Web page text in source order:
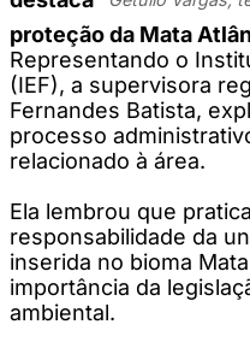
proteção da Mata
Representando o
(IEF), a supervisora
Fernandes Batista,
processo
relacionado à área.
Ela lembrou que
responsabilidade da
inserida no bioma
importância da
ambiental.